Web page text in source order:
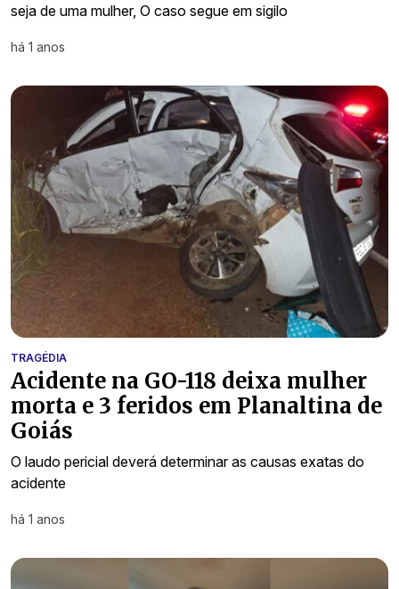
seja de uma mulher, O caso segue em sigilo
há 1 anos
TRAGÉDIA
Acidente na GO-118 deixa mulher
morta e 3 feridos em Planaltina de
Goiás
O laudo pericial deverá determinar as causas exatas do
acidente
há 1 anos